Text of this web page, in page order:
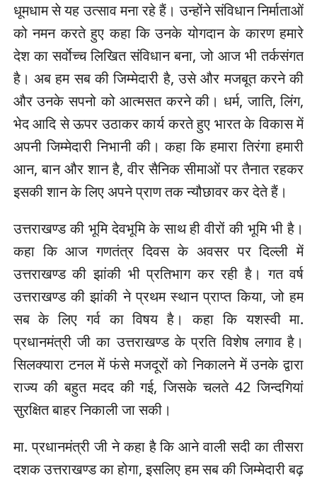
धूमधाम से यह उत्साव मना रहे हैं। उन्होंने संविधान निर्माताओं
को नमन करते हुए कहा कि उनके योगदान के कारण हमारे
देश का सर्वाेच्च लिखित संविधान बना, जो आज भी तर्कसंगत
है। अब हम सब की जिम्मेदारी है, उसे और मजबूत करने की
और उनके सपनो को आत्मसत करने की। धर्म, जाति, लिंग,
भेद आदि से ऊपर उठाकर कार्य करते हुए भारत के विकास में
अपनी जिम्मेदारी निभानी की। कहा कि हमारा तिरंगा हमारी
आन, बान और शान है, वीर सैनिक सीमाओं पर तैनात रहकर
इसकी शान के लिए अपने प्राण तक न्यौछावर कर देते हैं।
उत्तराखण्ड की भूमि देवभूमि के साथ ही वीरों की भूमि भी है।
कहा कि आज गणतंत्र दिवस के अवसर पर दिल्ली में
उत्तराखण्ड की झांकी भी प्रतिभाग कर रही है। गत वर्ष
उत्तराखण्ड की झांकी ने प्रथम स्थान प्राप्त किया, जो हम
सब के लिए गर्व का विषय है। कहा कि यशस्वी मा.
प्रधानमंत्री जी का उत्तराखण्ड के प्रति विशेष लगाव है।
सिलक्यारा टनल में फंसे मजदूरों को निकालने में उनके द्वारा
राज्य की बहुत मदद की गई, जिसके चलते 42 जिन्दगियां
सुरक्षित बाहर निकाली जा सकी।
मा. प्रधानमंत्री जी ने कहा है कि आने वाली सदी का तीसरा
दशक उत्तराखण्ड का होगा, इसलिए हम सब की जिम्मेदारी बढ़